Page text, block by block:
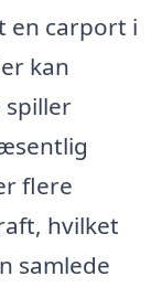
en carport i
kan
spiller
flere
hvilket
samlede